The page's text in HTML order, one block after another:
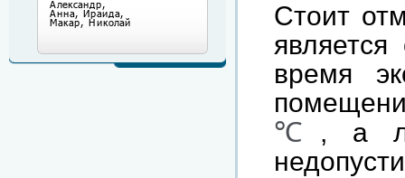
Стоит
время
℃ , а